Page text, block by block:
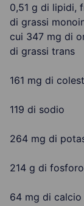
0,51 g di lipidi,
di grassi
cui 347 mg di
di grassi trans
161 mg di
119 di sodio
264 mg di
214 g di fosforo
64 mg di calcio